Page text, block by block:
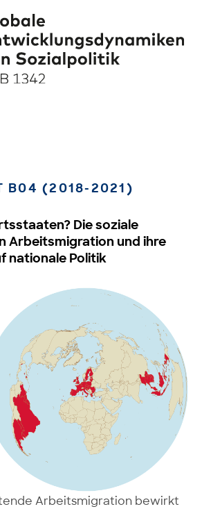
B04 (2018-2021)
Die soziale
Arbeitsmigration und ihre
nationale Politik
Arbeitsmigration bewirkt